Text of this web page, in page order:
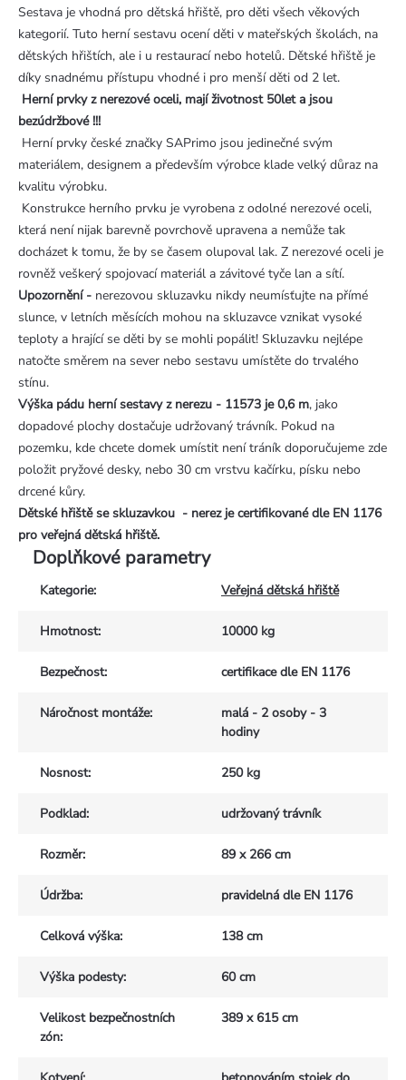
Sestava je vhodná pro dětská hřiště, pro děti všech věkových
kategorií. Tuto herní sestavu ocení děti v mateřských školách, na
dětských hřištích, ale i u restaurací nebo hotelů. Dětské hřiště je
díky snadnému přístupu vhodné i pro menší děti od 2 let.
Herní prvky z nerezové oceli, mají životnost 50let a jsou
bezúdržbové !!!
Herní prvky české značky SAPrimo jsou jedinečné svým
materiálem, designem a především výrobce klade velký důraz na
kvalitu výrobku.
Konstrukce herního prvku je vyrobena z odolné nerezové oceli,
která není nijak barevně povrchově upravena a nemůže tak
docházet k tomu, že by se časem olupoval lak. Z nerezové oceli je
rovněž veškerý spojovací materiál a závitové tyče lan a sítí.
Upozornění - nerezovou skluzavku nikdy neumísťujte na přímé
slunce, v letních měsících mohou na skluzavce vznikat vysoké
teploty a hrající se děti by se mohli popálit! Skluzavku nejlépe
natočte směrem na sever nebo sestavu umístěte do trvalého
stínu.
Výška pádu herní sestavy z nerezu - 11573 je 0,6 m, jako
dopadové plochy dostačuje udržovaný trávník. Pokud na
pozemku, kde chcete domek umístit není tráník doporučujeme zde
položit pryžové desky, nebo 30 cm vrstvu kačírku, písku nebo
drcené kůry.
Dětské hřiště se skluzavkou - nerez je certifikované dle EN 1176
pro veřejná dětská hřiště.
Doplňkové parametry
Kategorie: Veřejná dětská hřiště
Hmotnost: 10000 kg
Bezpečnost: certifikace dle EN 1176
Náročnost montáže:
malá - 2 osoby - 3
hodiny
Nosnost: 250 kg
Podklad: udržovaný trávník
Rozměr: 89 x 266 cm
Údržba: pravidelná dle EN 1176
Celková výška: 138 cm
Výška podesty: 60 cm
Velikost bezpečnostních
zón:
389 x 615 cm